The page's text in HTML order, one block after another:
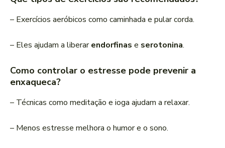
– Exercícios aeróbicos como caminhada e pular corda.
– Eles ajudam a liberarendorfinas e serotonina.
Como controlar o estresse pode prevenir a
enxaqueca?
– Técnicas como meditação e ioga ajudam a relaxar.
– Menos estresse melhora o humor e o sono.